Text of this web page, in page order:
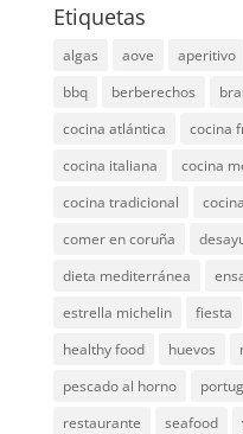
Etiquetas
algas aove aperitivo
bbq
berberechos
cocina atlántica
cocina
cocina italiana
cocina
cocina tradicional
comer en coruña
dieta mediterránea
estrella michelin
fiesta
healthy food
huevos
pescado al horno
restaurante
seafood